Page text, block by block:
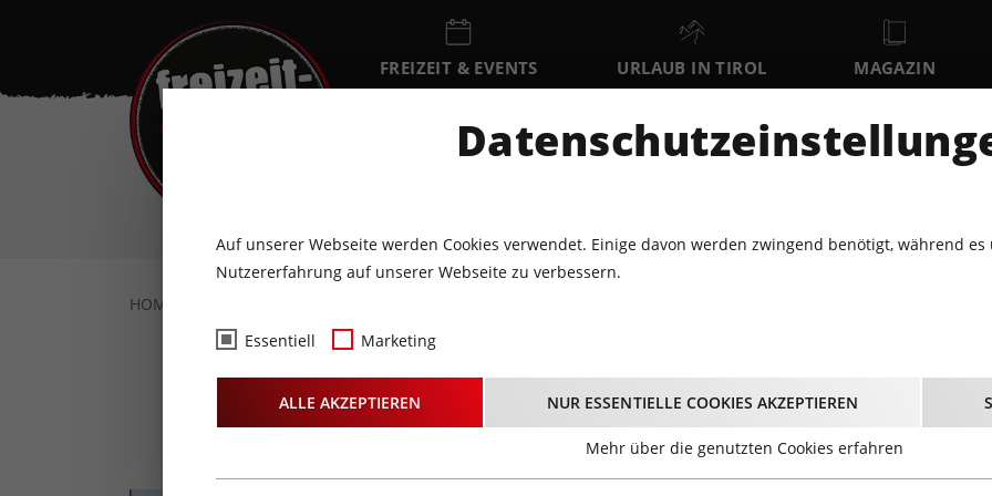
FREIZEIT & EVENTS URLAUB IN TIROL MAGAZIN
EVENTKALENDER
FR SA SO 10
HOME
Damen Europacup -
17.01.2024 - Beginn 10:00 Uhr
Auf unserer Webseite werden Cookies verwendet. Einige davon werden zwingend benötigt, während
Nutzererfahrung auf unserer Webseite zu verbessern.
Essentiell Marketing
ALLE AKZEPTIEREN NUR ESSENTIELLE COOKIES AKZEPTIEREN
Mehr über die genutzten Cookies erfahren